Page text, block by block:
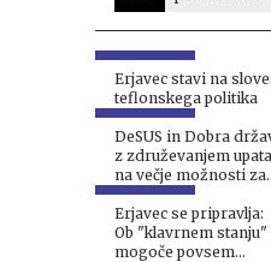
Erjavec stavi na
teflonskega politika
DeSUS in Dobra
z združevanjem upata
na večje možnosti za
prestop
parlamentarnega
Erjavec se pripravlja:
Ob "klavrnem stanju"
mogoče povsem